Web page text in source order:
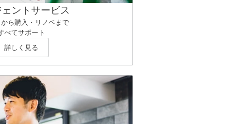
ントサービス
ら購入・リノベまで
べてサポート
詳しく見る